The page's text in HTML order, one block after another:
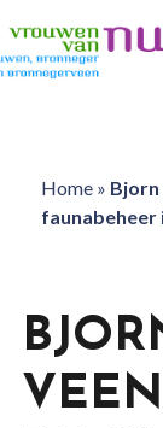
Home» Bjorn
faunabeheer